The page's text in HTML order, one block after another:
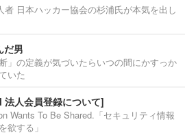
者 日本ハッカー協会の杉浦氏が本気を出し
だ男
」の定義が気づいたらいつの間にかすっか
いた
人会員登録について]
Wants To Be Shared.「セキュリティ情報
欲する」